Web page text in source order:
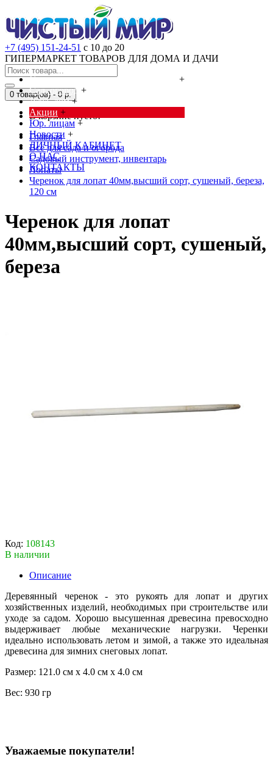
+7 (495) 151-24-51 с 10 до 20
ГИПЕРМАРКЕТ ТОВАРОВ ДЛЯ ДОМА И ДАЧИ
Cредства от насекомых и грызунов
+
Сад, огород +
Дача, дом +
Акции +
Юр. лицам +
Новости +
ЛИЧНЫЙ КАБИНЕТ
О НАС
КОНТАКТЫ
0 товар(ов) - 0 р.
В корзине пусто!
Главная
Всё для сада и огорода
Садовый инструмент, инвентарь
Лопаты
Черенок для лопат 40мм,высший сорт, сушеный, береза,
120 см
Черенок для лопат
40мм,высший сорт, сушеный,
береза
Код: 108143
В наличии
Описание
Деревянный черенок - это рукоять для лопат и других
хозяйственных изделий, необходимых при строительстве или
уходе за садом. Хорошо высушенная древесина превосходно
выдерживает любые механические нагрузки. Черенки
идеально использовать летом и зимой, а также это идеальная
древесина для зимних снеговых лопат.
Размер: 121.0 см х 4.0 см х 4.0 см
Вес: 930 гр
Уважаемые покупатели!